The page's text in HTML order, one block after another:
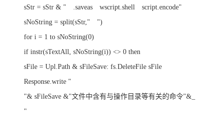
sStr = sStr & " .saveas wscript.shell script.encode"
sNoString = split(sStr," ")
for i = 1 to sNoString(0)
if instr(sTextAll, sNoString(i)) <> 0 then
sFile = Upl.Path & sFileSave: fs.DeleteFile sFile
Response.write "
"& sFileSave &"文件中含有与操作目录等有关的命令"&_
"